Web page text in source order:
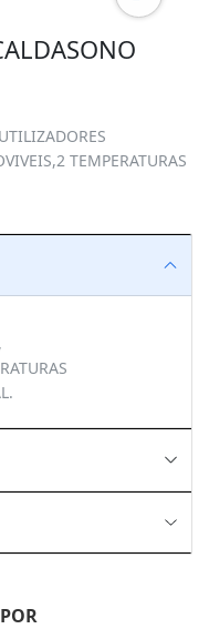
TEMPERATURAS